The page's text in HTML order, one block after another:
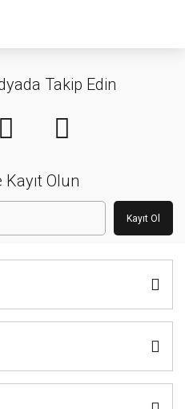
Takip Edin
Kayıt Olun
Kayıt Ol